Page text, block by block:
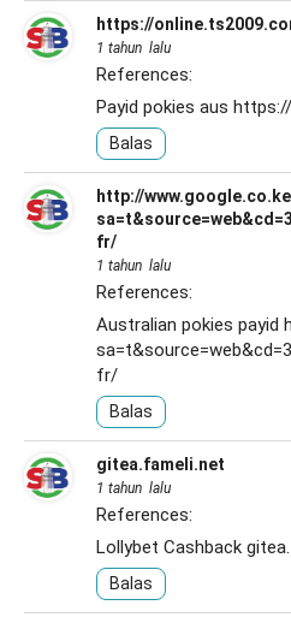
https://
1 tahun lalu
References:
Payid pokies aus
Balas
http://
fr/
1 tahun lalu
References:
Australian pokies payid
fr/
Balas
gitea.fameli.net
1 tahun lalu
References:
Lollybet Cashback
Balas